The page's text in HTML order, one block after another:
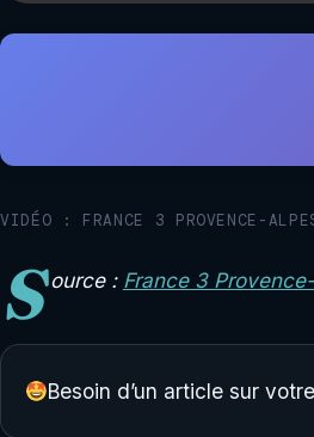
VIDÉO : FRANCE 3 PROVENCE-
S ource : France 3
Besoin d’un article sur